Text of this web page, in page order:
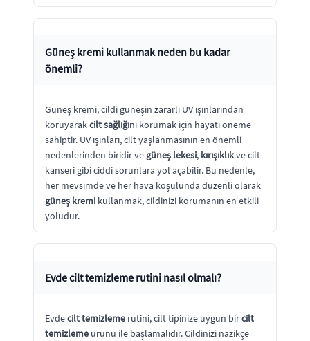
Güneş kremi kullanmak neden bu kadar
önemli?
Güneş kremi, cildi güneşin zararlı UV ışınlarından
koruyarakcilt sağlığını korumak için hayati öneme
sahiptir. UV ışınları, cilt yaşlanmasının en önemli
nedenlerinden biridir ve güneş lekesi, kırışıklıkve cilt
kanseri gibi ciddi sorunlara yol açabilir. Bu nedenle,
her mevsimde ve her hava koşulunda düzenli olarak
güneş kremi kullanmak, cildinizi korumanın en etkili
yoludur.
Evde cilt temizleme rutini nasıl olmalı?
Evdecilt temizleme rutini, cilt tipinize uygun bircilt
temizleme ürünü ile başlamalıdır. Cildinizi nazikçe